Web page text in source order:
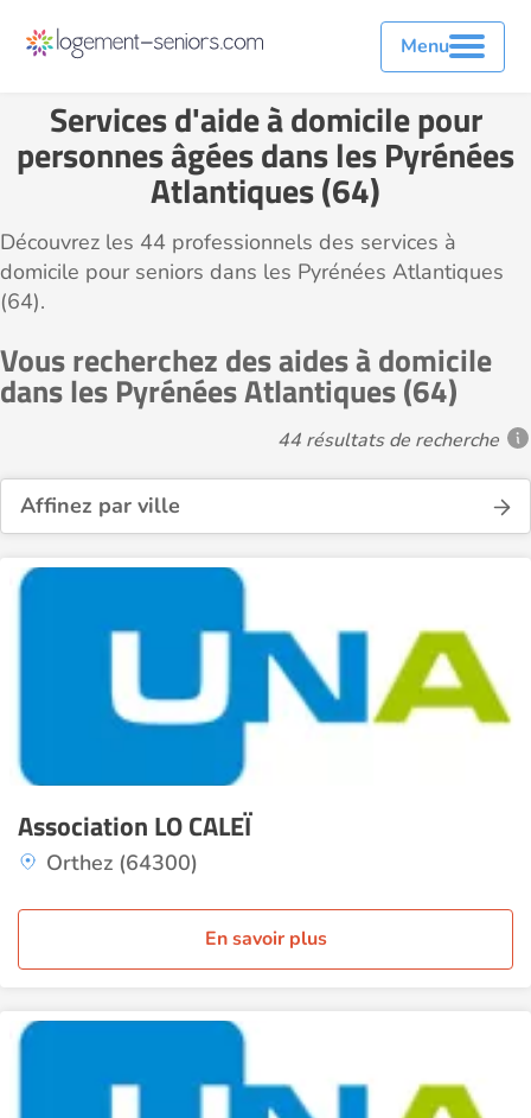
Menu
Services d'aide à domicile pour
personnes âgées dans les Pyrénées
Atlantiques (64)
Découvrez les 44 professionnels des services à
domicile pour seniors dans les Pyrénées Atlantiques
(64).
Vous recherchez des aides à domicile
dans les Pyrénées Atlantiques (64)
44 résultats de recherche
Affinez par ville
Association LO CALEÏ
Orthez (64300)
En savoir plus